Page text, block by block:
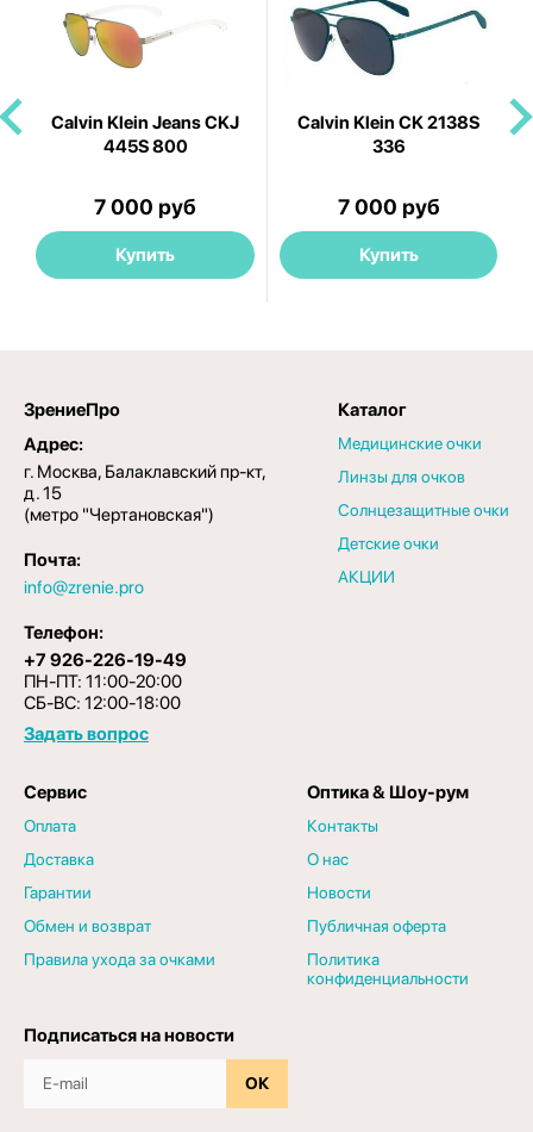
Calvin Klein Jeans CKJ
445S 800
7 000 руб
Купить
Calvin Klein CK 2138S
336
7 000 руб
Купить
ЗрениеПро
Адрес:
г. Москва, Балаклавский пр-кт,
д. 15
(метро "Чертановская")
Почта:
info@zrenie.pro
Телефон:
+7 926-226-19-49
ПН-ПТ: 11:00-20:00
СБ-ВС: 12:00-18:00
Задать вопрос
Каталог
Медицинские очки
Линзы для очков
Солнцезащитные очки
Детские очки
АКЦИИ
Сервис
Оплата
Доставка
Гарантии
Обмен и возврат
Правила ухода за очками
Оптика & Шоу-рум
Контакты
О нас
Новости
Публичная оферта
Политика
конфиденциальности
Подписаться на новости
ОК